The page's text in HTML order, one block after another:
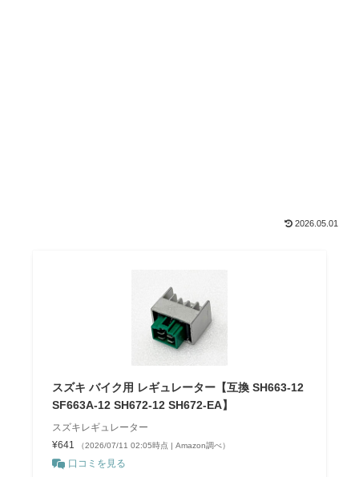
2026.05.01
スズキ バイク用 レギュレーター【互換 SH663-12
SF663A-12 SH672-12 SH672-EA】
スズキレギュレーター
¥641
（2026/07/11 02:05時点 | Amazon調べ）
口コミを見る